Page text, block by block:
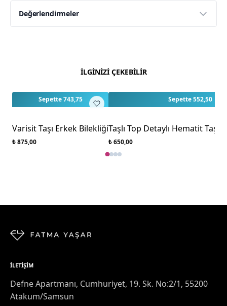
Değerlendirmeler
Bu ürün için henüz değerlendirme yapılmamış.
İLGİNİZİ ÇEKEBİLİR
Sepette 743,75
Varisit Taşı Erkek Bilekliği
₺ 875,00
Sepette 552,50
Taşlı Top Detaylı Hematit Taşı
₺ 650,00
İLETIŞIM
Defne Apartmanı, Cumhuriyet, 19. Sk. No:2/1, 55200
Atakum/Samsun